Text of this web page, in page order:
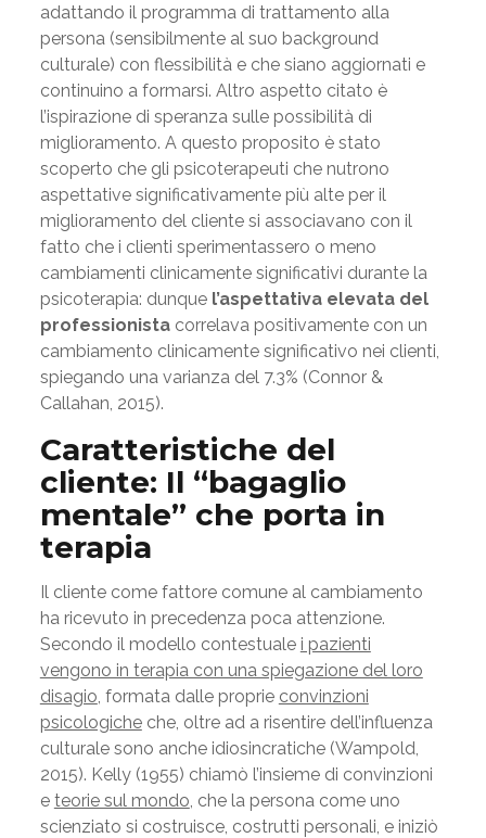
adattando il programma di trattamento alla
persona (sensibilmente al suo background
culturale) con flessibilità e che siano aggiornati e
continuino a formarsi. Altro aspetto citato è
l’ispirazione di speranza sulle possibilità di
miglioramento. A questo proposito è stato
scoperto che gli psicoterapeuti che nutrono
aspettative significativamente più alte per il
miglioramento del cliente si associavano con il
fatto che i clienti sperimentassero o meno
cambiamenti clinicamente significativi durante la
psicoterapia: dunque l’aspettativaelevata del
professionistacorrelava positivamente con un
cambiamento clinicamente significativo nei clienti,
spiegando una varianza del 7.3% (Connor &
Callahan, 2015).
Caratteristiche del
cliente: Il “bagaglio
mentale” che porta in
terapia
Il cliente come fattore comune al cambiamento
ha ricevuto in precedenza poca attenzione.
Secondo il modello contestuale i pazienti
vengono in terapia con una spiegazione del loro
disagio , formata dalle proprie convinzioni
psicologicheche, oltre ad a risentire dell’influenza
culturale sono anche idiosincratiche (Wampold,
2015). Kelly (1955) chiamò l’insieme di convinzioni
e teorie sul mondo , che la persona come uno
scienziato si costruisce, costrutti personali, e iniziò